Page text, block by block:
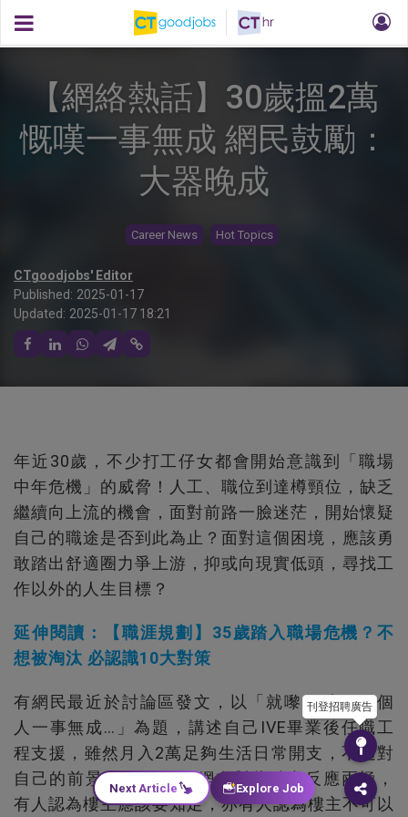
【網絡熱話】30歲搵2萬
慨嘆一事無成 網民鼓勵：
大器晚成
Career News Hot Topics
CTgoodjobs' Editor
Published: 2025-01-17
Updated: 2025-01-17 18:21
年近30歲，不少打工仔女都會開始意識到「職場
中年危機」的威脅！人工、職位到達樽頸位，缺乏
繼續向上流的機會，面對前路一臉迷茫，開始懷疑
自己的職途是否到此為止？面對這個困境，應該勇
敢踏出舒適圈力爭上游，抑或向現實低頭，尋找工
作以外的人生目標？
延伸閱讀：【職涯規劃】35歲踏入職場危機？不
想被淘汰 必認識10大對策
有網民最近於討論區發文，以「就嚟30歲，但個
人一事無成…」為題，講述自己IVE畢業後任職工
程支援，雖然月入2萬足夠生活日常開支，不過對
自己的前景感到悲觀。 網友對此貼文反應兩極，
有人認為樓主應該要知足，亦有人認為樓主不可以
刊登招聘廣告
Next Article Explore Job